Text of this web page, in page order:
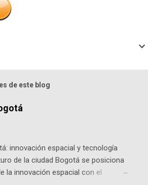
de este blog
innovación espacial y tecnología
de la ciudad Bogotá se posiciona
la innovación espacial con el